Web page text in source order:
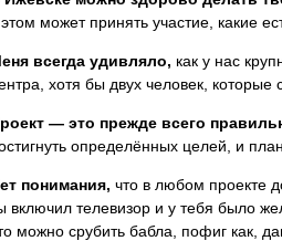
может принять участие, какие
всегда удивляло, как у нас
хотя бы двух человек, которые
— это прежде всего
определённых целей, и
понимания, что в любом проекте
включил телевизор и у тебя было
можно срубить бабла, пофиг как,